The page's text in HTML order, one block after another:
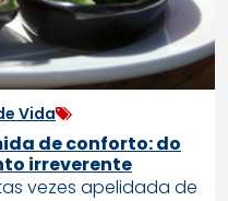
Vida
de conforto: do
irreverente
vezes apelidada de